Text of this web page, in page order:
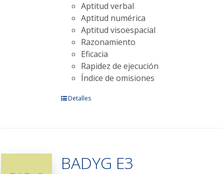
Aptitud verbal
Aptitud numérica
Aptitud visoespacial
Razonamiento
Eficacia
Rapidez de ejecución
Índice de omisiones
Este
Las
opciones
Detalles
BADYG E3